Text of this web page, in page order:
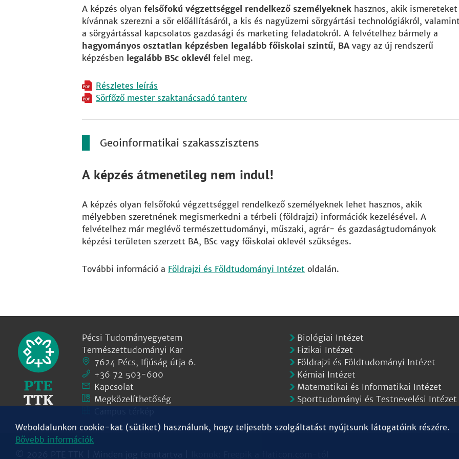
A képzés olyan felsőfokú végzettséggel rendelkező személyeknek hasznos, akik ismereteket
kívánnak szerezni a sör előállításáról, a kis és nagyüzemi sörgyártási technológiákról,
a sörgyártással kapcsolatos gazdasági és marketing feladatokról. A felvételhez bármely a
hagyományos osztatlan képzésben legalább főiskolai szintű, BA vagy az új rendszerű
képzésben legalább BSc oklevél felel meg.
Részletes leírás
Sörfőző mester szaktanácsadó tanterv
Geoinformatikai szakasszisztens
A képzés átmenetileg nem indul!
A képzés olyan felsőfokú végzettséggel rendelkező személyeknek lehet hasznos, akik
mélyebben szeretnének megismerkedni a térbeli (földrajzi) információk kezelésével. A
felvételhez már meglévő természettudományi, műszaki, agrár- és gazdaságtudományok
képzési területen szerzett BA, BSc vagy főiskolai oklevél szükséges.
További információ a Földrajzi és Földtudományi Intézet oldalán.
Pécsi Tudományegyetem
Természettudományi Kar
7624 Pécs, Ifjúság útja 6.
+36 72 503-600
Kapcsolat
Megközelíthetőség
Biológiai Intézet
Fizikai Intézet
Földrajzi és Földtudományi Intézet
Kémiai Intézet
Matematikai és Informatikai Intézet
Sporttudományi és Testnevelési Intézet
Weboldalunkon cookie-kat (sütiket) használunk, hogy teljesebb szolgáltatást nyújtsunk látogatóink részére.
Bővebb információk